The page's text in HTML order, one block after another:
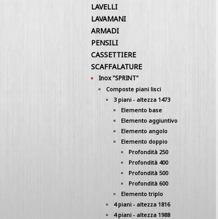
LAVELLI
LAVAMANI
ARMADI
PENSILI
CASSETTIERE
SCAFFALATURE
Inox "SPRINT"
Composte piani lisci
3 piani - altezza 1473
Elemento base
Elemento aggiuntivo
Elemento angolo
Elemento doppio
Profondità 250
Profondità 400
Profondità 500
Profondità 600
Elemento triplo
4 piani - altezza 1816
4 piani - altezza 1988